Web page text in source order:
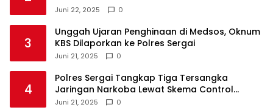
Juni 22, 2025 0
3
Unggah Ujaran Penghinaan di Medsos, Oknum
KBS Dilaporkan ke Polres Sergai
Juni 21, 2025 0
4
Polres Sergai Tangkap Tiga Tersangka
Jaringan Narkoba Lewat Skema Control
Delivery
Juni 21, 2025 0